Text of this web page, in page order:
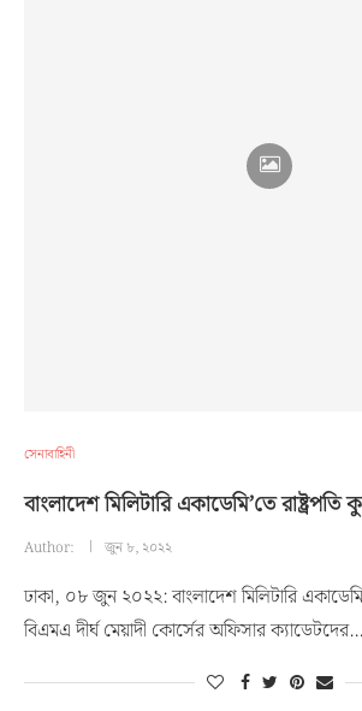
সেনাবাহিনী
বাংলাদেশ মিলিটারি একাডেমি’তে
Author: জুন ৮, ২০২২
ঢাকা, ০৮ জুন ২০২২: বাংলাদেশ মিলিটারি
বিএমএ দীর্ঘ মেয়াদী কোর্সের অফিসার ক্যাডেটদের…